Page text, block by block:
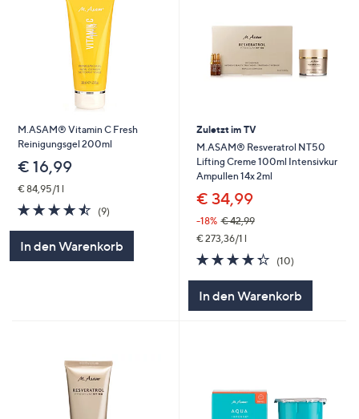
M.ASAM® Vitamin C Fresh
Reinigungsgel 200ml
€ 16,99
€ 84,95/1 l
4.4
von
5
(9)
In den Warenkorb
Zuletzt im TV
M.ASAM® Resveratrol NT50
Lifting Creme 100ml Intensivkur
Ampullen 14x 2ml
€ 34,99
-18% € 42,99
€ 273,36/1 l
4.3
von
(10)10
In den Warenkorb